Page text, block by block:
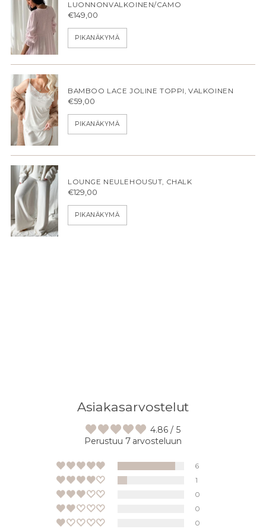
LUONNONVALKOINEN/CAMO
€149,00
PIKANÄKYMÄ
BAMBOO LACE JOLINE TOPPI, VALKOINEN
€59,00
PIKANÄKYMÄ
LOUNGE NEULEHOUSUT, CHALK
€129,00
PIKANÄKYMÄ
Asiakasarvostelut
4.86 / 5
Perustuu 7 arvosteluun
6
1
0
0
0